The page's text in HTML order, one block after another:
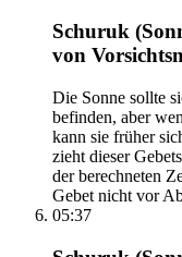
Schuruk
von
Die Sonne sollte
befinden, aber
kann sie früher
zieht dieser
der berechneten
Gebet nicht vor
05:37